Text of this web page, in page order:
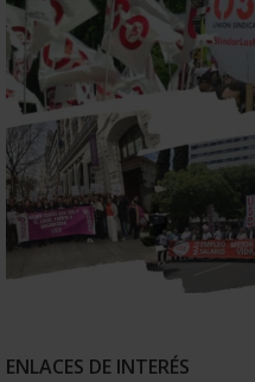
ENLACES DE INTERÉS